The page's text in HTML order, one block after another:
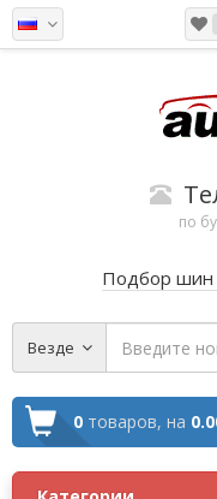
по
Подбор шин
Везде
0 товаров, на